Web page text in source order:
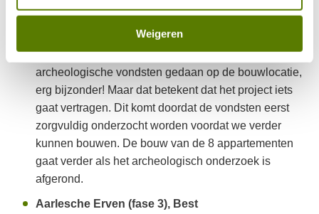
Weigeren
verwachten we in april 2026.
Sint Genovevastraat, Son en Breugel
Tijdens de sloop en grondwerkzaamheden zijn
archeologische vondsten gedaan op de bouwlocatie,
erg bijzonder! Maar dat betekent dat het project iets
gaat vertragen. Dit komt doordat de vondsten eerst
zorgvuldig onderzocht worden voordat we verder
kunnen bouwen. De bouw van de 8 appartementen
gaat verder als het archeologisch onderzoek is
afgerond.
Aarlesche Erven (fase 3), Best